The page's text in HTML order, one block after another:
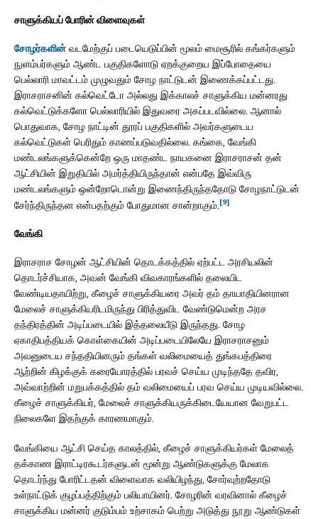
சாளுக்கியப் போரின் விளைவுகள்
சோழர்களின்வடமேற்குப் படையெடுப்பின் மூலம் மைசூரில் கங்கர்களும்
நுளம்பர்களும் ஆண்ட பகுதிகளோடு ஏறக்குறைய இப்போதையை
பெல்லாரி மாவட்டம் முழுவதும் சோழ நாட்டுடன் இணைக்கப்பட்டது.
இராசராசனின் கல்வெட்டோ அல்லது இக்காலச் சாளுக்கிய மன்னரது
கல்வெட்டுக்களோ பெல்லாரியில் இதுவரை அகப்படவில்லை. ஆனால்
பொதுவாக, சோழ நாட்டின் தூரப் பகுதிகளில் அவர்களுடைய
கல்வெட்டுகள் பெரிதும் காணப்படுவதில்லை. கங்கை, வேங்கி
மண்டலங்களுக்கென்றே ஒரு மாதண்ட நாயகனை இராசராசன் தன்
ஆட்சியின் இறுதியில் அமர்த்தியிருந்தான் என்பதே இவ்விரு
மண்டலங்களும் ஒன்றோடொன்று இணைந்திருந்ததோடு சோழநாட்டுடன்
சேர்ந்திருந்தன என்பதற்கும் போதுமான சான்றாகும்.[9]
வேங்கி
இராசராச சோழன் ஆட்சியின் தொடக்கத்தில் ஏற்பட்ட அரசியலின்
தொடர்ச்சியாக, அவன் வேங்கி விவகாரங்களில் தலையிட
வேண்டியதாயிற்று, கீழைச் சாளுக்கியரை அவர் தம் தாயாதியினரான
மேலைச் சாளுக்கியரிடமிருந்து பிரித்துவிட வேண்டுமென்ற அரச
தந்திரத்தின் அடிப்படையில் இத்தலையீடு இருந்தது. சோழ
ஏகாதிபத்தியக் கொள்கையின் அடிப்படையிலேயே இராசராசனும்
அவனுடைய சந்ததியினரும் தங்கள் வலிமையைத் துங்கபத்திரை
ஆற்றின் கிழக்குக் கரையோரத்தில் பரவச் செய்ய முடிந்ததே தவிர,
அவ்வாற்றின் மறுபக்கத்தில் தம் வலிமையைப் பரவ செய்ய முடியவில்லை.
கீழைச் சாளுக்கியர், மேலைச் சாளுக்கியருக்கிடையேயான வேறுபட்ட
நிலைகளே இதற்குக் காரணமாகும்.
வேங்கியை ஆட்சி செய்த காலத்தில், கீழைச் சாளுக்கியர்கள் மேலைத்
தக்காண இராட்டிரகூடர்களுடன் மூன்று ஆண்டுகளுக்கு மேலாக
தொடர்ந்து போரிட்டதன் விளைவாக வலியிழந்து, சோர்வுற்றதோடு
உள்நாட்டுக் குழப்பத்திற்கும் பலியாயினர். சோழரின் வரவினால் கீழைச்
சாளுக்கிய மன்னர் குடும்பம் உற்சாகம் பெற்று அடுத்து நூறு ஆண்டுகள்